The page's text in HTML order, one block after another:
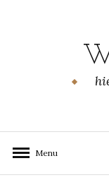
Menu